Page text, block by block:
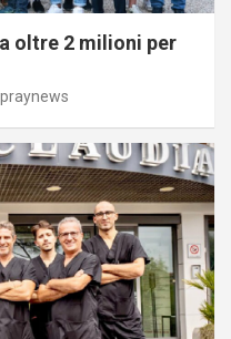
oltre 2 milioni per